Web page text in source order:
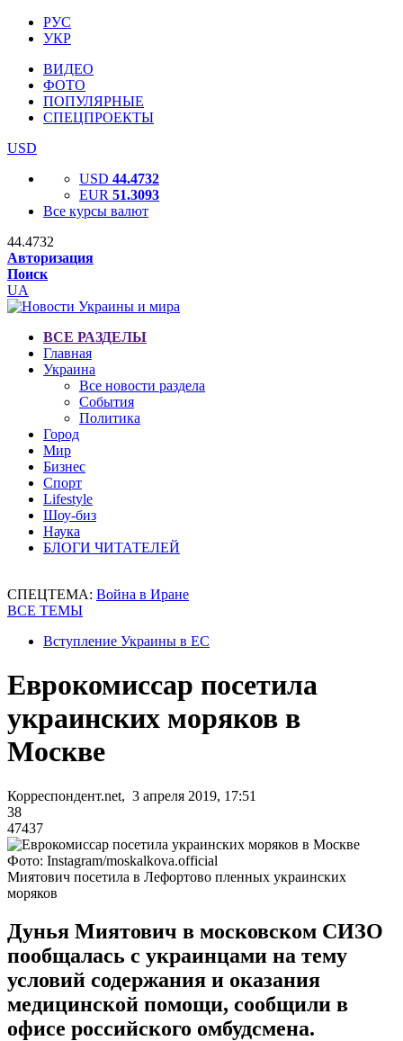
РУС
УКР
ВИДЕО
ФОТО
ПОПУЛЯРНЫЕ
СПЕЦПРОЕКТЫ
USD
USD 44.4732
EUR 51.3093
Все курсы валют
44.4732
Авторизация
Поиск
UA
ВСЕ РАЗДЕЛЫ
Главная
Украина
Все новости раздела
События
Политика
Город
Мир
Бизнес
Спорт
Lifestyle
Шоу-биз
Наука
БЛОГИ ЧИТАТЕЛЕЙ
СПЕЦТЕМА: Война в Иране
ВСЕ ТЕМЫ
Вступление Украины в ЕС
Еврокомиссар посетила
украинских моряков в
Москве
Корреспондент.net, 3 апреля 2019, 17:51
38
47437
Фото: Instagram/moskalkova.official
Миятович посетила в Лефортово пленных украинских
моряков
Дунья Миятович в московском СИЗО
пообщалась с украинцами на тему
условий содержания и оказания
медицинской помощи, сообщили в
офисе российского омбудсмена.